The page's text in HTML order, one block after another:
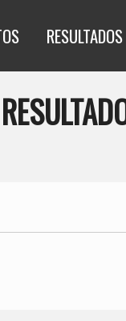
RESULTADOS